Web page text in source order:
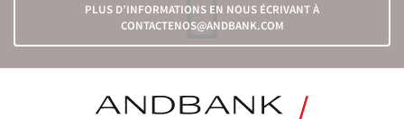
PLUS D’INFORMATIONS EN NOUS ÉCRIVANT À
CONTACTENOS@ANDBANK.COM